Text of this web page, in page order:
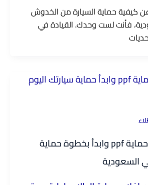
كيفية حماية السيارة من الخدوش
فأنت لست وحدك. القيادة في
اكتشف أسعار حماية ppf وابدأ بخطوة حماية
السعودية